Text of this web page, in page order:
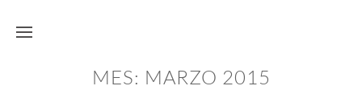
MES: MARZO 2015